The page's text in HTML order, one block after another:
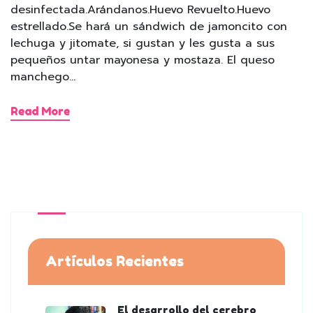
desinfectada.Arándanos.Huevo Revuelto.Huevo
estrellado.Se hará un sándwich de jamoncito con
lechuga y jitomate, si gustan y les gusta a sus
pequeños untar mayonesa y mostaza. El queso
manchego…
Read More
Artículos Recientes
El desarrollo del cerebro